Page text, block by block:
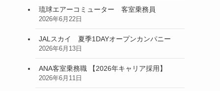
琉球エアーコミューター 客室乗務員
2026年6月22日
JALスカイ 夏季1DAYオープンカンパニー
2026年6月13日
ANA客室乗務職 【2026年キャリア採用】
2026年6月11日